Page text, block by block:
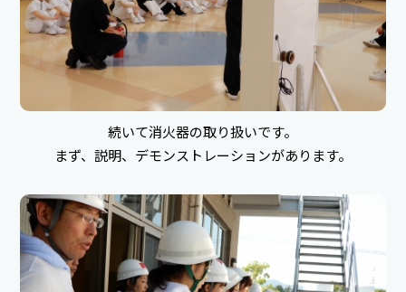
続いて消火器の取り扱いです。
まず、説明、デモンストレーションがあります。